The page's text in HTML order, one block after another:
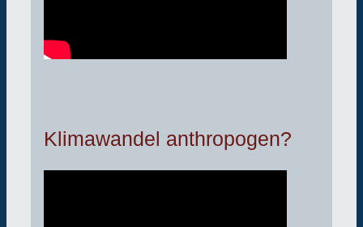
Klimawandel anthropogen?